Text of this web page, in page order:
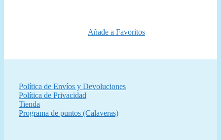
Añade a Favoritos
Política de Envíos y Devoluciones
Política de Privacidad
Tienda
Programa de puntos (Calaveras)